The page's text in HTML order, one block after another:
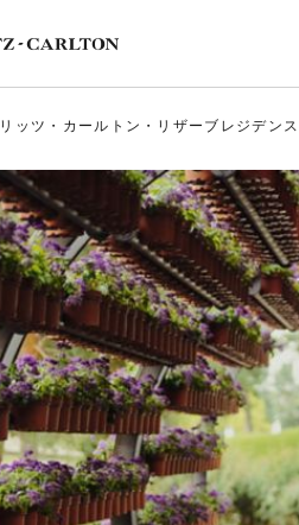
リッツ・カールトン・リザーブ レジデンス